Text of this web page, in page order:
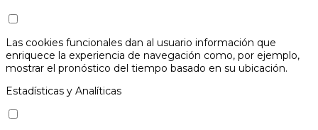
Las cookies funcionales dan al usuario información que
enriquece la experiencia de navegación como, por ejemplo,
mostrar el pronóstico del tiempo basado en su ubicación.
Estadísticas y Analíticas